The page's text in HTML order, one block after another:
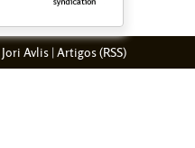
Jori Avlis| Artigos (RSS)